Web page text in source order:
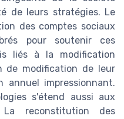
de leurs stratégies. Le
des comptes sociaux
pour soutenir ces
liés à la modification
de modification de leur
impressionnant.
s'étend aussi aux
reconstitution des